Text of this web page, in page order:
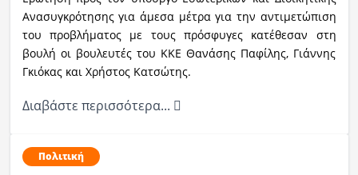
Πολιτισμός
Ανασυγκρότησης για άμεσα μέτρα για την αντιμετώπιση
του προβλήματος με τους πρόσφυγες κατέθεσαν στη
βουλή οι βουλευτές του ΚΚΕ Θανάσης Παφίλης, Γιάννης
Γκιόκας και Χρήστος Κατσώτης.
Διαβάστε περισσότερα...
Πολιτική